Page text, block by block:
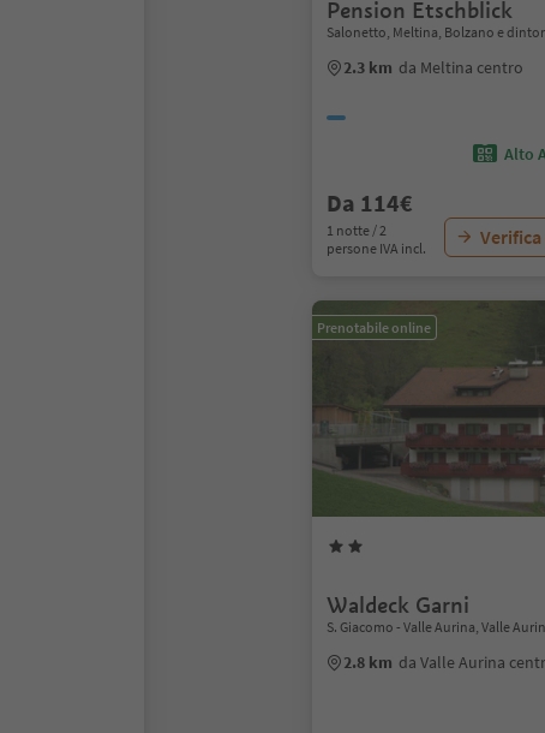
Pension Etschblick
Salonetto, Meltina, Bolzano e
2.3 km da Meltina centro
Alto
Da 114€
1 notte / 2
persone IVA incl.
Prenotabile online
Waldeck Garni
S. Giacomo - Valle Aurina, Valle
2.8 km da Valle Aurina